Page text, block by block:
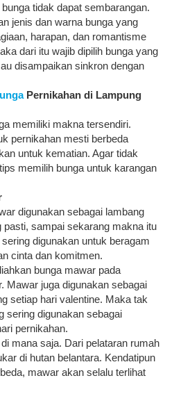
tidak dapat sembarangan.
jenis dan warna bunga yang
harapan, dan romantisme
dari itu wajib dipilih bunga yang
disampaikan sinkron dengan
Pernikahan di Lampung
memiliki makna tersendiri.
pernikahan mesti berbeda
untuk kematian. Agar tidak
memilih bunga untuk karangan
digunakan sebagai lambang
sampai sekarang makna itu
digunakan untuk beragam
cinta dan komitmen.
bunga mawar pada
Mawar juga digunakan sebagai
setiap hari valentine. Maka tak
sering digunakan sebagai
pernikahan.
mana saja. Dari pelataran rumah
di hutan belantara. Kendatipun
mawar akan selalu terlihat